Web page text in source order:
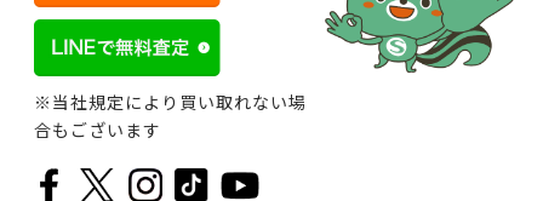
※当社規定により買い取れない場
合もございます